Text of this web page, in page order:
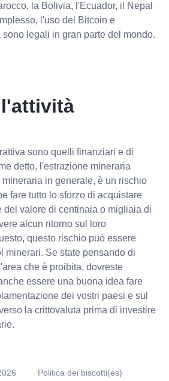
la Bolivia, l'Ecuador, il Nepal
l'uso del Bitcoin e
sono legali in gran parte del mondo.
sono quelli finanziari e di
detto, l'estrazione mineraria
in generale, è un rischio
fare tutto lo sforzo di acquistare
del valore di centinaia o migliaia di
alcun ritorno sul loro
questo rischio può essere
minerari. Se state pensando di
che è proibita, dovreste
essere una buona idea fare
dei vostri paesi e sul
la crittovaluta prima di investire
Politica dei biscotti(es)